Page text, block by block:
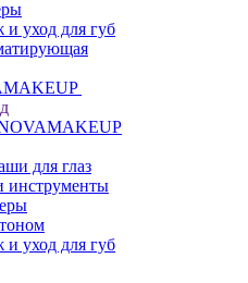
уход для губ
для глаз
инструменты
уход для губ